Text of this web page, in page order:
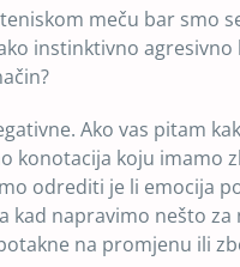
meču bar smo
instinktivno
Ako vas pitam
konotacija koju imamo
odrediti je li emocija
napravimo nešto
na promjenu ili